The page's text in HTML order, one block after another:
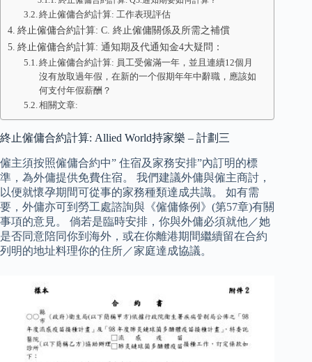
終止僱傭合約計算: 工作表現評估
終止僱傭合約計算: C. 終止僱傭關係及所需之補償
終止僱傭合約計算: 通知期及代通知金4大疑問：
終止僱傭合約計算: 員工受僱滿一年，並且連續12個月
沒有放取過年假，在新的一个假期年年中辭職，應該如
何支付年假薪酬？
相關文章:
終止僱傭合約計算: Allied World持家樂 – 計劃三
僱主須按照僱傭合約中” 住宿及家務安排”內訂明的標
準，為外傭提供免費住宿。 我們建議外傭與僱主商討，
以便就懷孕期間可從事的家務種類達成共識。 如有需
要，外傭亦可到勞工處諮詢與《僱傭條例》(第57章)有關
事項的意見。 倘若是臨時安排，你與外傭必須就他／她
是否同意陪同你到海外，或在你離港期間繼續留在合約
列明的地址料理你的住所／家庭達成協議。